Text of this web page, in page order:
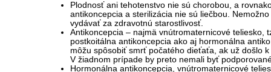
Plodnosť ani tehotenstvo nie sú chorobou, a
antikoncepcia a sterilizácia nie sú liečbou.
vydávať za zdravotnú starostlivosť.
Antikoncepcia – najmä vnútromaternicové teliesko,
postkoitálna antikoncepcia ako aj hormonálna
môžu spôsobiť smrť počatého dieťaťa, ak už došlo k
V žiadnom prípade by preto nemali byť
Hormonálna antikoncepcia, vnútromaternicové